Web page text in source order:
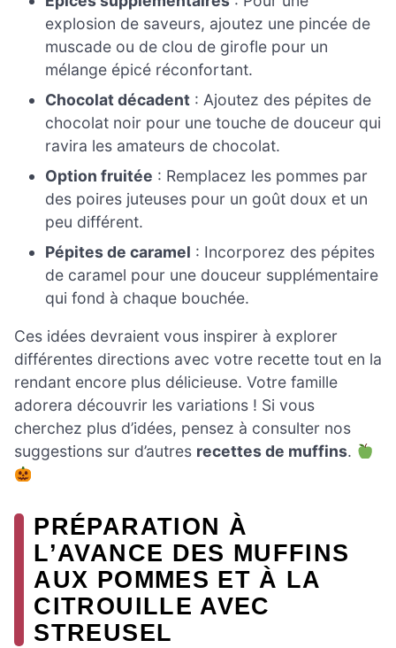
explosion de saveurs, ajoutez une pincée de
muscade ou de clou de girofle pour un
mélange épicé réconfortant.
Chocolat décadent : Ajoutez des pépites de
chocolat noir pour une touche de douceur qui
ravira les amateurs de chocolat.
Option fruitée : Remplacez les pommes par
des poires juteuses pour un goût doux et un
peu différent.
Pépites de caramel : Incorporez des pépites
de caramel pour une douceur supplémentaire
qui fond à chaque bouchée.
Ces idées devraient vous inspirer à explorer
différentes directions avec votre recette tout en la
rendant encore plus délicieuse. Votre famille
adorera découvrir les variations ! Si vous
cherchez plus d’idées, pensez à consulter nos
suggestions sur d’autres recettes de muffins.
PRÉPARATION À
L’AVANCE DES MUFFINS
AUX POMMES ET À LA
CITROUILLE AVEC
STREUSEL